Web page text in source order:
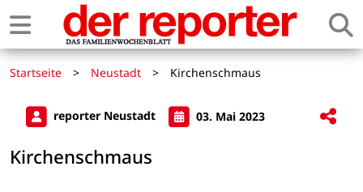
Startseite > Neustadt > Kirchenschmaus
reporter Neustadt 03. Mai 2023
Kirchenschmaus